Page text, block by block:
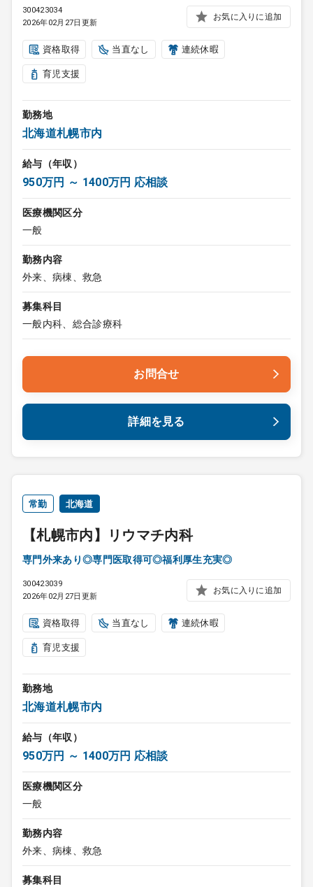
300423034
2026年02月27日更新
お気に入りに追加
資格取得 当直なし 連続休暇
育児支援
勤務地
北海道札幌市内
給与（年収）
950万円 ～ 1400万円 応相談
医療機関区分
一般
勤務内容
外来、病棟、救急
募集科目
一般内科、総合診療科
お問合せ
詳細を見る
常勤 北海道
【札幌市内】リウマチ内科
専門外来あり◎専門医取得可◎福利厚生充実◎
300423039
2026年02月27日更新
お気に入りに追加
資格取得 当直なし 連続休暇
育児支援
勤務地
北海道札幌市内
給与（年収）
950万円 ～ 1400万円 応相談
医療機関区分
一般
勤務内容
外来、病棟、救急
募集科目